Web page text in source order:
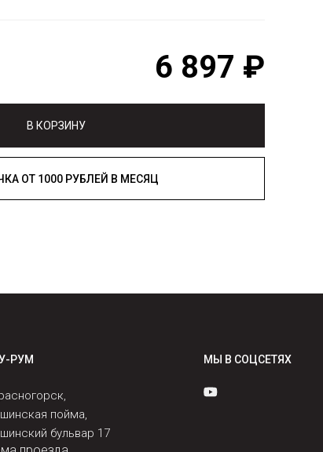
6 897 ₽
В КОРЗИНУ
РАССРОЧКА ОТ 1000 РУБЛЕЙ В МЕСЯЦ
РУМ
пойма,
бульвар 17
МЫ В СОЦСЕТЯХ